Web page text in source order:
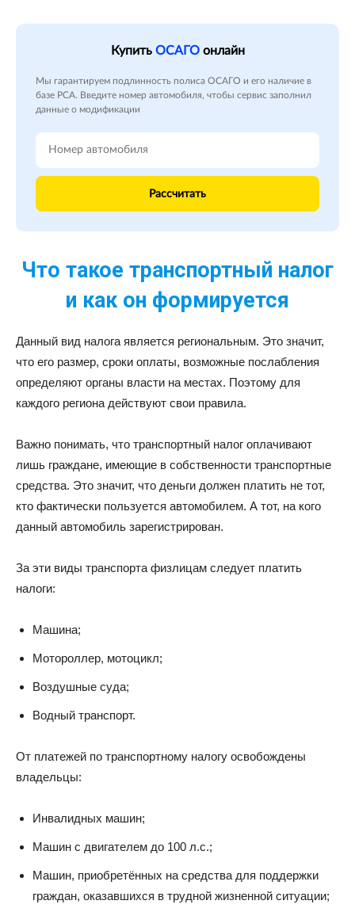
Купить ОСАГОонлайн
Мы гарантируем подлинность полиса ОСАГО и его наличие в
базе РСА. Введите номер автомобиля, чтобы сервис заполнил
данные о модификации
Рассчитать
Что такое транспортный налог
и как он формируется
Данный вид налога является региональным. Это значит,
что его размер, сроки оплаты, возможные послабления
определяют органы власти на местах. Поэтому для
каждого региона действуют свои правила.
Важно понимать, что транспортный налог оплачивают
лишь граждане, имеющие в собственности транспортные
средства. Это значит, что деньги должен платить не тот,
кто фактически пользуется автомобилем. А тот, на кого
данный автомобиль зарегистрирован.
За эти виды транспорта физлицам следует платить
налоги:
Машина;
Мотороллер, мотоцикл;
Воздушные суда;
Водный транспорт.
От платежей по транспортному налогу освобождены
владельцы:
Инвалидных машин;
Машин с двигателем до 100 л.с.;
Машин, приобретённых на средства для поддержки
граждан, оказавшихся в трудной жизненной ситуации;